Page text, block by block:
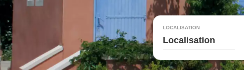
LOCALISATION
Localisation